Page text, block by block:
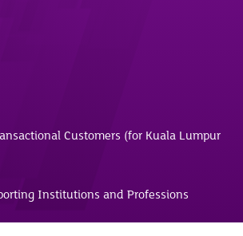
Customers (for Kuala Lumpur
Institutions and Professions